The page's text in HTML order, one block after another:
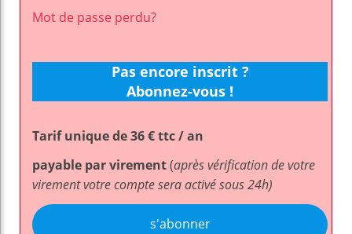
Mot de passe perdu?
Pas encore inscrit ?
Abonnez-vous !
Tarif unique de 36 € ttc / an
payable par virement(après vérification de votre
virement votre compte sera activé sous 24h)
s'abonner